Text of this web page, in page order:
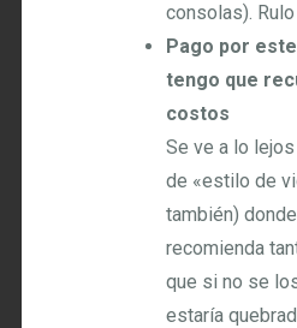
consolas).
Pago por
tengo que
costos
Se ve a lo
de «estilo de
también)
recomienda
que si no se
estaría